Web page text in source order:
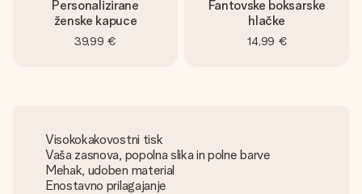
Personalizirane
ženske kapuce
39,99 €
Fantovske boksarske
hlačke
14,99 €
Visokokakovostni tisk
Vaša zasnova, popolna slika in polne barve
Mehak, udoben material
Enostavno prilagajanje